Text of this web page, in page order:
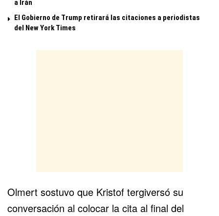
a Irán
El Gobierno de Trump retirará las citaciones a periodistas
del New York Times
Olmert sostuvo que Kristof tergiversó su
conversación al colocar la cita al final del